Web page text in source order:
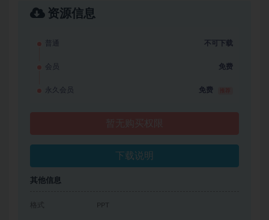
资源信息
普通 不可下载
会员 免费
永久会员 免费
下载说明
其他信息
格式 PPT